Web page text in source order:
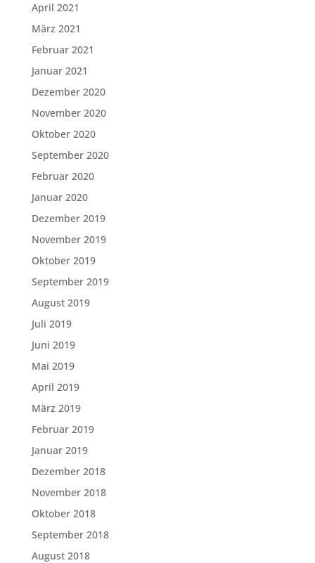
April 2021
März 2021
Februar 2021
Januar 2021
Dezember 2020
November 2020
Oktober 2020
September 2020
Februar 2020
Januar 2020
Dezember 2019
November 2019
Oktober 2019
September 2019
August 2019
Juli 2019
Juni 2019
Mai 2019
April 2019
März 2019
Februar 2019
Januar 2019
Dezember 2018
November 2018
Oktober 2018
September 2018
August 2018